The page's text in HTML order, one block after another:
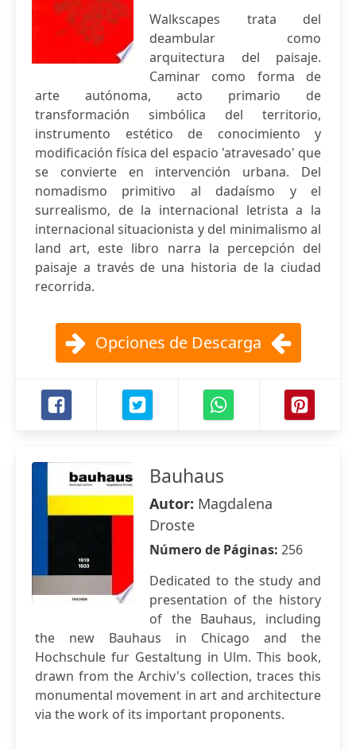
Walkscapes trata del
deambular como
arquitectura del paisaje.
Caminar como forma de
arte autónoma, acto primario de
transformación simbólica del territorio,
instrumento estético de conocimiento y
modificación física del espacio 'atravesado' que
se convierte en intervención urbana. Del
nomadismo primitivo al dadaísmo y el
surrealismo, de la internacional letrista a la
internacional situacionista y del minimalismo al
land art, este libro narra la percepción del
paisaje a través de una historia de la ciudad
recorrida.
Opciones de Descarga
Bauhaus
Autor: Magdalena
Droste
Número de Páginas: 256
Dedicated to the study and
presentation of the history
of the Bauhaus, including
the new Bauhaus in Chicago and the
Hochschule fur Gestaltung in Ulm. This book,
drawn from the Archiv's collection, traces this
monumental movement in art and architecture
via the work of its important proponents.